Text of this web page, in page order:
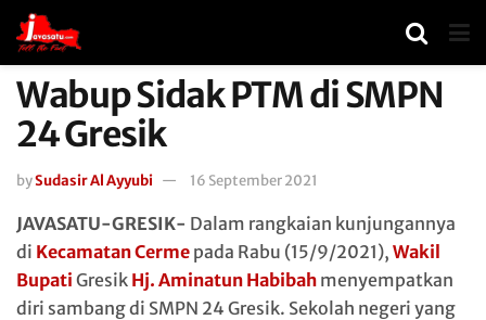
Wabup Sidak PTM di SMPN
24 Gresik
bySudasir Al Ayyubi 16 September 2021
JAVASATU-GRESIK- Dalam rangkaian kunjungannya
di Kecamatan Cerme pada Rabu (15/9/2021), Wakil
Bupati Gresik Hj. Aminatun Habibah menyempatkan
diri sambang di SMPN 24 Gresik. Sekolah negeri yang